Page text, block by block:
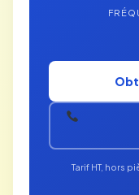
Tarif HT, hors